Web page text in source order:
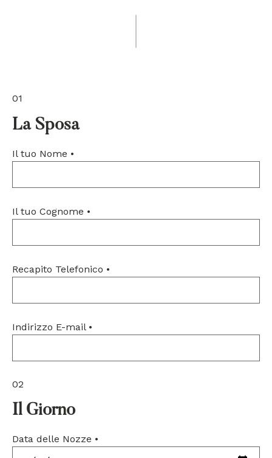
01
La Sposa
Il tuo Nome •
Il tuo Cognome •
Recapito Telefonico •
Indirizzo E-mail •
02
Il Giorno
Data delle Nozze •